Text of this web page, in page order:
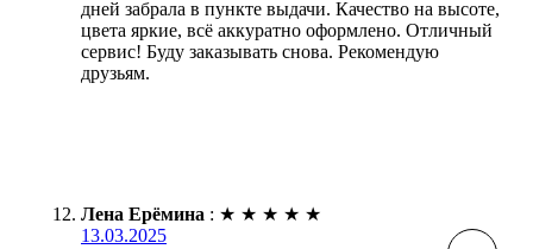
дней забрала в пункте выдачи. Качество на высоте,
цвета яркие, всё аккуратно оформлено. Отличный
сервис! Буду заказывать снова. Рекомендую
друзьям.
Лена Ерёмина : ★ ★ ★ ★ ★
13.03.2025